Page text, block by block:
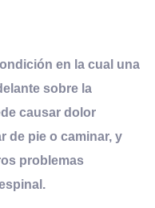
en la cual una
sobre la
causar dolor
de pie o caminar, y
problemas